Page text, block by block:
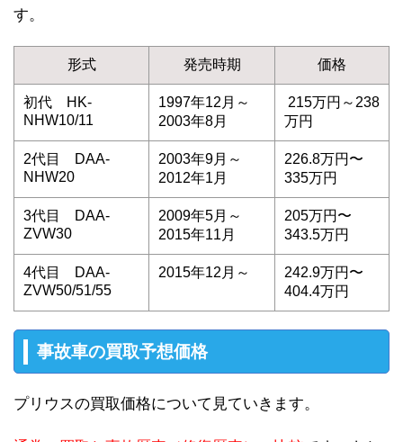
す。
形式 発売時期 価格
初代 HK-
NHW10/11
1997年12月～
2003年8月
215万円～238
万円
2代目 DAA-
NHW20
2003年9月～
2012年1月
226.8万円〜
335万円
3代目 DAA-
ZVW30
2009年5月～
2015年11月
205万円〜
343.5万円
4代目 DAA-
ZVW50/51/55
2015年12月～
242.9万円〜
404.4万円
事故車の買取予想価格
プリウスの買取価格について見ていきます。